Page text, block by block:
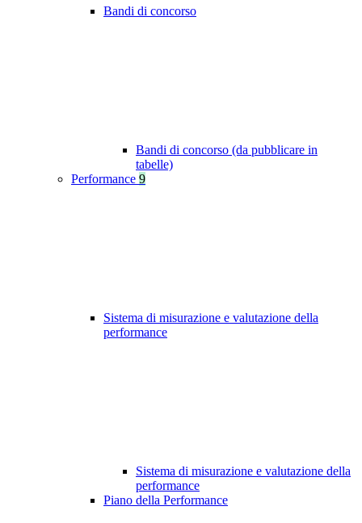
Bandi di concorso
Bandi di concorso (da pubblicare in
tabelle)
Performance 9
Sistema di misurazione e valutazione della
performance
Sistema di misurazione e valutazione della
performance
Piano della Performance